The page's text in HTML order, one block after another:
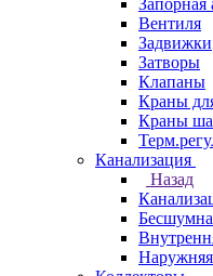
Запорная
Вентиля
Задвижки
Затворы
Клапаны
Краны
Краны
Канализация
Назад